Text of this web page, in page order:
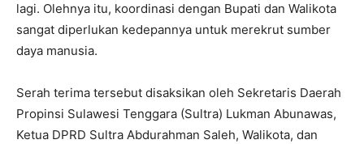
lagi. Olehnya itu, koordinasi dengan Bupati dan Walikota
sangat diperlukan kedepannya untuk merekrut sumber
daya manusia.
Serah terima tersebut disaksikan oleh Sekretaris Daerah
Propinsi Sulawesi Tenggara (Sultra) Lukman Abunawas,
Ketua DPRD Sultra Abdurahman Saleh, Walikota, dan